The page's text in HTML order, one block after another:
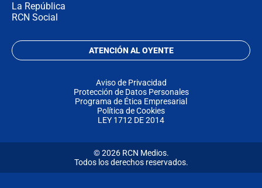
La República
RCN Social
ATENCIÓN AL OYENTE
Aviso de Privacidad
Protección de Datos Personales
Programa de Ética Empresarial
Política de Cookies
LEY 1712 DE 2014
© 2026 RCN Medios.
Todos los derechos reservados.